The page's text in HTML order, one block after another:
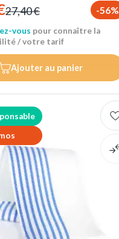
27,40 € -56%
vous pour connaître la
/ votre tarif
Ajouter au panier